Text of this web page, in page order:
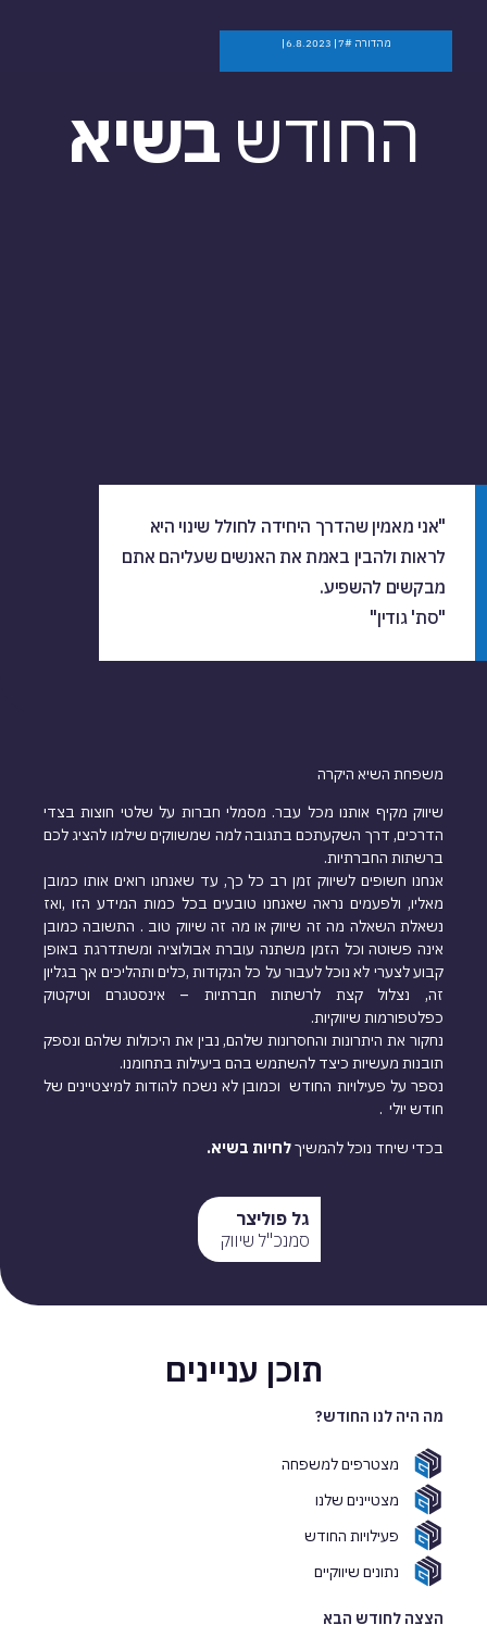
מהדורה 7# | 6.8.2023 |
החודשבשיא
"אני מאמין שהדרך היחידה לחולל שינוי היא
לראות ולהבין באמת את האנשים שעליהם אתם
מבקשים להשפיע.
"סת' גודין"
משפחת השיא היקרה
שיווק מקיף אותנו מכל עבר. מסמלי חברות על שלטי חוצות בצדי
הדרכים, דרך השקעתכם בתגובה למה שמשווקים שילמו להציג לכם
ברשתות החברתיות.
אנחנו חשופים לשיווק זמן רב כל כך, עד שאנחנו רואים אותו כמובן
מאליו, ולפעמים נראה שאנחנו טובעים בכל כמות המידע הזו ,ואז
נשאלת השאלה מה זה שיווק או מה זה שיווק טוב . התשובה כמובן
אינה פשוטה וכל הזמן משתנה עוברת אבולוציה ומשתדרגת באופן
קבוע לצערי לא נוכל לעבור על כל הנקודות ,כלים ותהליכים אך בגליון
זה, נצלול קצת לרשתות חברתיות – אינסטגרם וטיקטוק
כפלטפורמות שיווקיות.
נחקור את היתרונות והחסרונות שלהם, נבין את היכולות שלהם ונספק
תובנות מעשיות כיצד להשתמש בהם ביעילות בתחומנו.
נספר על פעילויות החודש וכמובן לא נשכח להודות למיצטיינים של
חודש יולי .
בכדי שיחד נוכל להמשיךלחיות בשיא.
גל פוליצר
סמנכ"ל שיווק
תוכן עניינים
מה היה לנו החודש?
מצטרפים למשפחה
מצטיינים שלנו
פעילויות החודש
נתונים שיווקיים
הצצה לחודש הבא